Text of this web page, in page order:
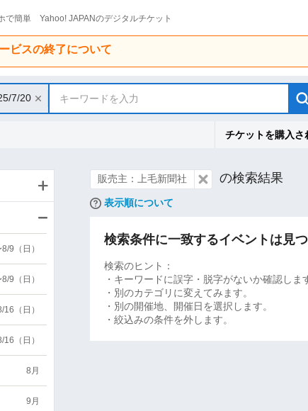
で簡単 Yahoo! JAPANのデジタルチケット
ビスの終了について
7/20 キーワードを入力
チケットを購入さ
販売主：上毛新聞社 の検索結果
表示順について
検索条件に一致するイベントは見
検索のヒント：
・キーワードに誤字・脱字がないか確認しま
・別のカテゴリに変えてみます。
・別の開催地、開催日を選択します。
・絞込みの条件を外します。
9（日）
9（日）
（日）
（日）
8月
9月